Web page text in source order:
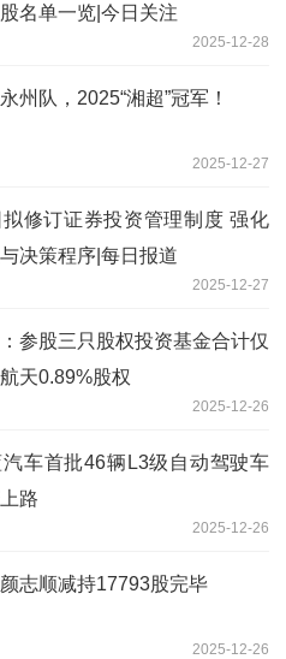
名单一览|今日关注
2025-12-28
州队，2025“湘超”冠军！
2025-12-27
修订证券投资管理制度 强化
决策程序|每日报道
2025-12-27
参股三只股权投资基金合计仅
天0.89%股权
2025-12-26
车首批46辆L3级自动驾驶车
路
2025-12-26
志顺减持17793股完毕
2025-12-26